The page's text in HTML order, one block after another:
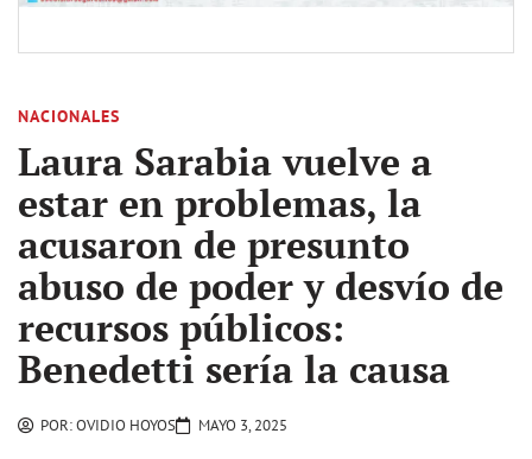
NACIONALES
Laura Sarabia vuelve a
estar en problemas, la
acusaron de presunto
abuso de poder y desvío de
recursos públicos:
Benedetti sería la causa
POR:OVIDIO HOYOS MAYO 3, 2025